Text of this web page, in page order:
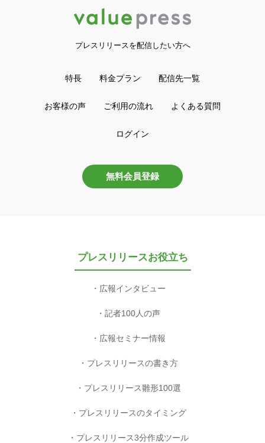
プレスリリースを配信したい方へ
特長 料金プラン 配信先一覧
お客様の声 ご利用の流れ よくある質問
ログイン
無料会員登録
プレスリリースお役立ち
広報インタビュー
記者100人の声
広報セミナー情報
プレスリリースの書き方
プレスリリース雛形100選
プレスリリースのタイミング
プレスリリース3分作成ツール